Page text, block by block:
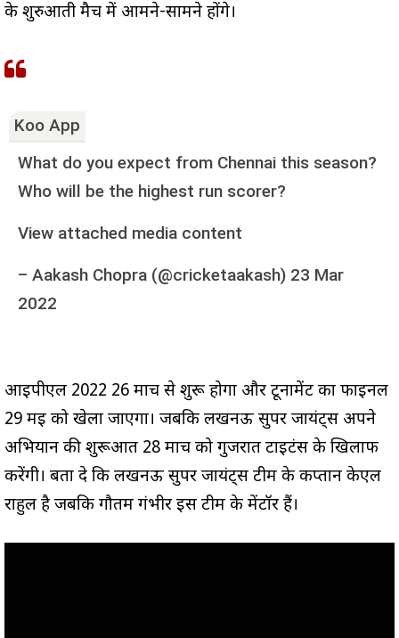
के शुरुआती मैच में आमने-सामने होंगे।
Koo App
What do you expect from Chennai this season?
Who will be the highest run scorer?
View attached media content
– Aakash Chopra (@cricketaakash) 23 Mar
2022
आईपीएल 2022 26 मार्च से शुरू होगा और टूर्नामेंट का फाइनल
29 मई को खेला जाएगा। जबकि लखनऊ सुपर जायंट्स अपने
अभियान की शुरूआत 28 मार्च को गुजरात टाइटंस के खिलाफ
करेंगी। बता दे कि लखनऊ सुपर जायंट्स टीम के कप्तान केएल
राहुल है जबकि गौतम गंभीर इस टीम के मेंटॉर हैं।